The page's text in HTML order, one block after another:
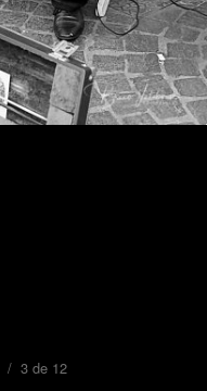
/ 3 de 12